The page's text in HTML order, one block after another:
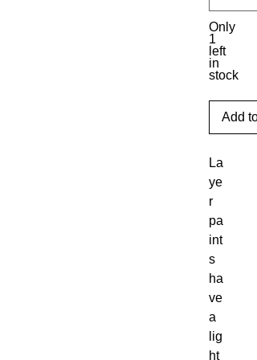
Only
1
left
in
stock
Add
La
ye
r
pa
int
s
ha
ve
a
lig
ht